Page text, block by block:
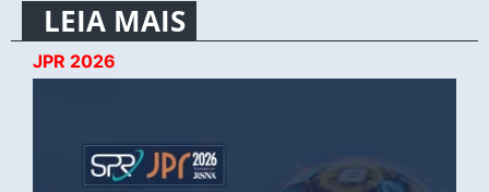
LEIA MAIS
JPR 2026